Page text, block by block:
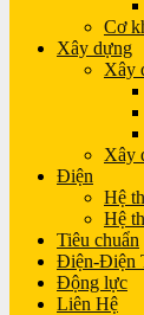
Cơ
Xây dựng
Xây
Xây
Điện
Hệ
Hệ
Tiêu chuẩn
Điện-Điện
Động lực
Liên Hệ